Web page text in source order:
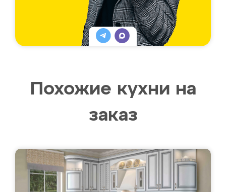
Похожие кухни на
заказ